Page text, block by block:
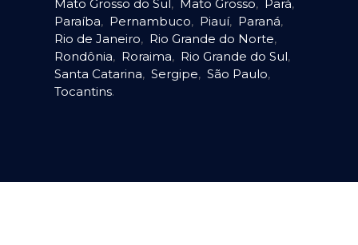
Mato Grosso do Sul, Mato Grosso, Pará,
Paraíba, Pernambuco, Piauí, Paraná,
Rio de Janeiro, Rio Grande do Norte,
Rondônia, Roraima, Rio Grande do Sul,
Santa Catarina, Sergipe, São Paulo,
Tocantins.